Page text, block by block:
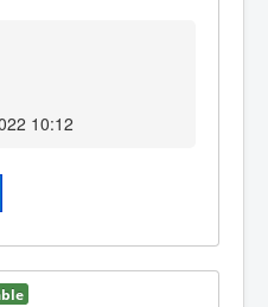
10:12